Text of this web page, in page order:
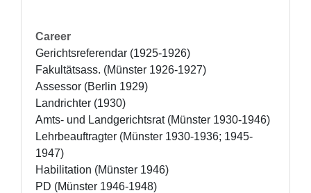
Career
Gerichtsreferendar (1925-1926)
Fakultätsass. (Münster 1926-1927)
Assessor (Berlin 1929)
Landrichter (1930)
Amts- und Landgerichtsrat (Münster 1930-1946)
Lehrbeauftragter (Münster 1930-1936; 1945-
1947)
Habilitation (Münster 1946)
PD (Münster 1946-1948)